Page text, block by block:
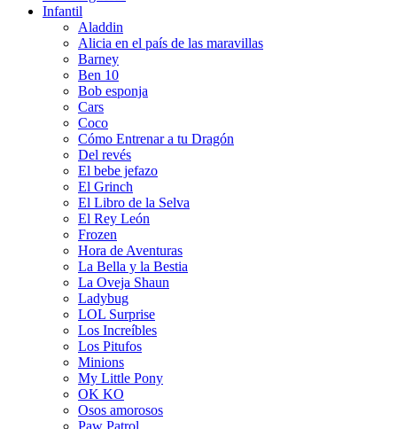
Infantil
Aladdin
Alicia en el país de las maravillas
Barney
Ben 10
Bob esponja
Cars
Coco
Cómo Entrenar a tu Dragón
Del revés
El bebe jefazo
El Grinch
El Libro de la Selva
El Rey León
Frozen
Hora de Aventuras
La Bella y la Bestia
La Oveja Shaun
Ladybug
LOL Surprise
Los Increíbles
Los Pitufos
Minions
My Little Pony
OK KO
Osos amorosos
Paw Patrol